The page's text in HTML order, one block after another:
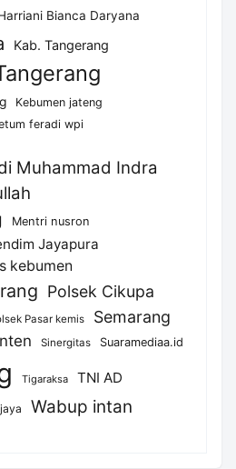
Bianca Daryana
Kab. Tangerang
Kebumen jateng
feradi wpi
Muhammad Indra
Mentri nusron
Jayapura
kebumen
Polsek Cikupa
Pasar kemis Semarang
Sinergitas Suaramediaa.id
Tigaraksa
TNI AD
Wabup intan